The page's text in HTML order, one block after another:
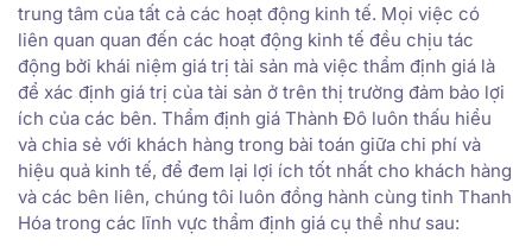
trung tâm của tất cả các hoạt động kinh tế. Mọi việc có
liên quan quan đến các hoạt động kinh tế đều chịu tác
động bởi khái niệm giá trị tài sản mà việc thẩm định giá là
để xác định giá trị của tài sản ở trên thị trường đảm bảo lợi
ích của các bên. Thẩm định giá Thành Đô luôn thấu hiểu
và chia sẻ với khách hàng trong bài toán giữa chi phí và
hiệu quả kinh tế, để đem lại lợi ích tốt nhất cho khách hàng
và các bên liên, chúng tôi luôn đồng hành cùng tỉnh Thanh
Hóa trong các lĩnh vực thẩm định giá cụ thể như sau: